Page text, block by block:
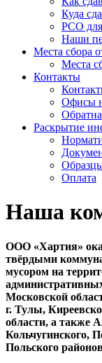
Куда
РСО для
Наши
Места сбора
Места
Контакты
Офисы
Раскрытие
Оплата
Наша
ООО «Хартия»
твёрдыми
мусором на
Московской
г. Тулы,
области, а также
Кольчугинского,
Польского